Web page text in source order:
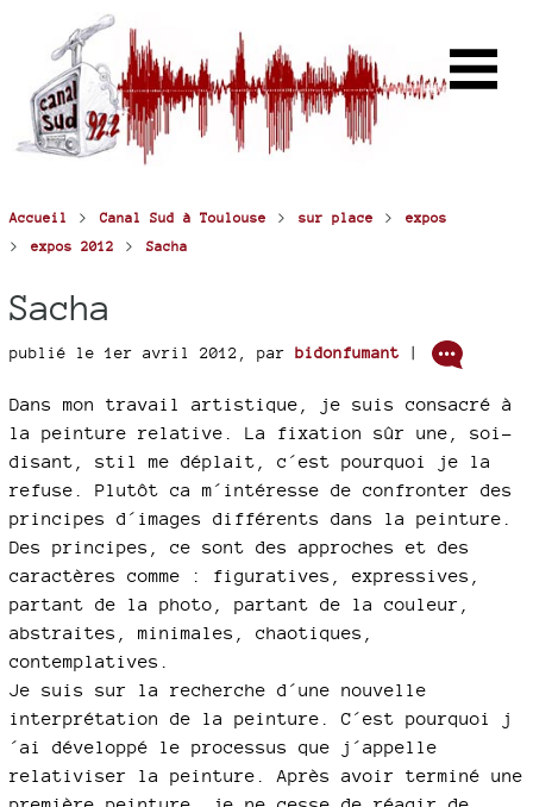
Accueil > Canal Sud à Toulouse > sur place > expos
> expos 2012 > Sacha
Sacha
publié le 1er avril 2012 , par bidonfumant |
Dans mon travail artistique, je suis consacré à
la peinture relative. La fixation sûr une, soi-
disant, stil me déplait, c´est pourquoi je la
refuse. Plutôt ca m´intéresse de confronter des
principes d´images différents dans la peinture.
Des principes, ce sont des approches et des
caractères comme : figuratives, expressives,
partant de la photo, partant de la couleur,
abstraites, minimales, chaotiques,
contemplatives.
Je suis sur la recherche d´une nouvelle
interprétation de la peinture. C´est pourquoi j
´ai développé le processus que j´appelle
relativiser la peinture. Après avoir terminé une